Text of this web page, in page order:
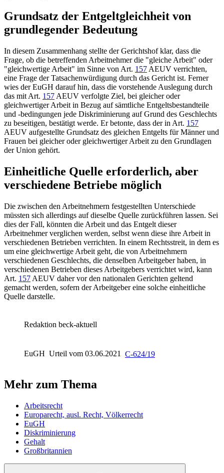
Grundsatz der Entgeltgleichheit von
grundlegender Bedeutung
In diesem Zusammenhang stellte der Gerichtshof klar, dass die
Frage, ob die betreffenden Arbeitnehmer die "gleiche Arbeit" oder
"gleichwertige Arbeit" im Sinne von Art. 157 AEUV verrichten,
eine Frage der Tatsachenwürdigung durch das Gericht ist. Ferner
wies derEuGH darauf hin, dass die vorstehende Auslegung durch
das mit Art. 157 AEUV verfolgte Ziel, bei gleicher oder
gleichwertiger Arbeit in Bezug auf sämtliche Entgeltsbestandteile
und -bedingungen jede Diskriminierung auf Grund des Geschlechts
zu beseitigen, bestätigt werde. Er betonte, dass der in Art. 157
AEUV aufgestellte Grundsatz des gleichen Entgelts für Männer und
Frauen bei gleicher oder gleichwertiger Arbeit zu den Grundlagen
der Union gehört.
Einheitliche Quelle erforderlich, aber
verschiedene Betriebe möglich
Die zwischen den Arbeitnehmern festgestellten Unterschiede
müssten sich allerdings auf dieselbe Quelle zurückführen lassen. Sei
dies der Fall, könnten die Arbeit und das Entgelt dieser
Arbeitnehmer verglichen werden, selbst wenn diese ihre Arbeit in
verschiedenen Betrieben verrichten. In einem Rechtsstreit, in dem es
um eine gleichwertige Arbeit geht, die von Arbeitnehmern
verschiedenen Geschlechts, die denselben Arbeitgeber haben, in
verschiedenen Betrieben dieses Arbeitgebers verrichtet wird, kann
Art. 157 AEUV daher vor den nationalen Gerichten geltend
gemacht werden, sofern der Arbeitgeber eine solche einheitliche
Quelle darstelle.
Redaktion beck-aktuell
EuGH Urteil vom 03.06.2021 C-624/19
Mehr zum Thema
Arbeitsrecht
Europarecht, ausl. Recht, Völkerrecht
EuGH
Diskriminierung
Gehalt
Großbritannien